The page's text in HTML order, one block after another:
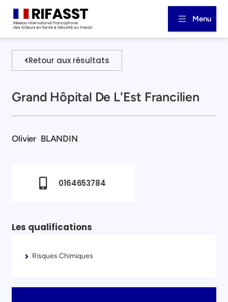
Menu
Retour aux résultats
Grand Hôpital De L'Est Francilien
Olivier BLANDIN
0164653784
Les qualifications
Risques Chimiques